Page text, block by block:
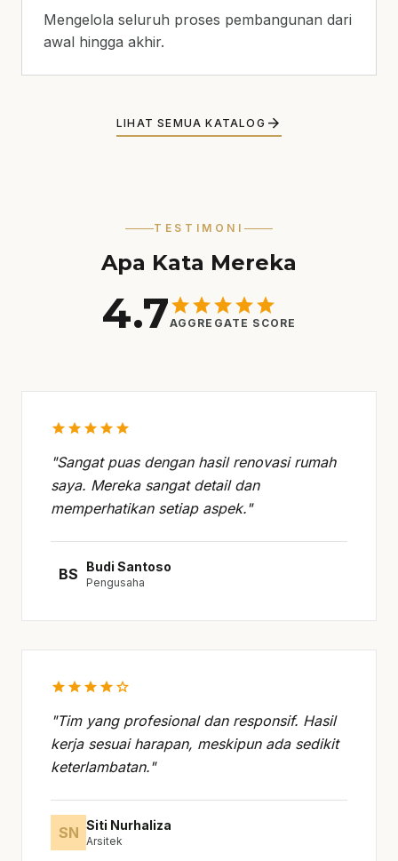
Mengelola seluruh proses pembangunan dari
awal hingga akhir.
LIHAT SEMUA KATALOG arrow_forward
TESTIMONI
Apa Kata Mereka
4.7starstarstarstarstar
AGGREGATE SCORE
starstarstarstarstar
"Sangat puas dengan hasil renovasi rumah
saya. Mereka sangat detail dan
memperhatikan setiap aspek."
BS Budi Santoso
Pengusaha
starstarstarstarstar
"Tim yang profesional dan responsif. Hasil
kerja sesuai harapan, meskipun ada sedikit
keterlambatan."
SN Siti Nurhaliza
Arsitek